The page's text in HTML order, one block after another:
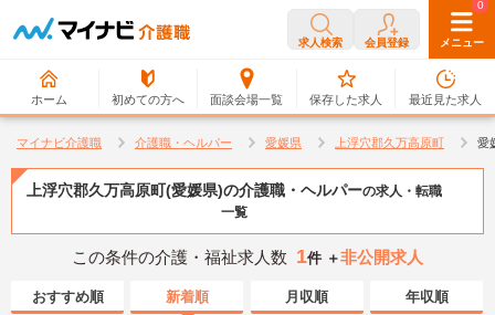
求人検索 会員登録 メニュー
ホーム 初めての方へ 面談会場一覧
0
保存した求人
0
最近見た求人
マイナビ介護職 介護職・ヘルパー 愛媛県 上浮穴郡久万高原町 愛
上浮穴郡久万高原町(愛媛県)の介護職・ヘルパーの求人・転職
一覧
この条件の介護・福祉求人数 1件 ＋非公開求人
おすすめ順 新着順 月収順 年収順